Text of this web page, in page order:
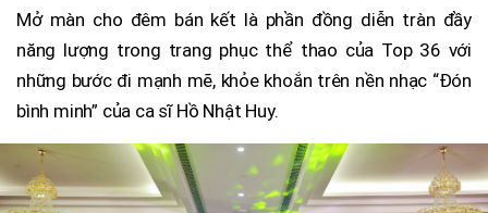
Mở màn cho đêm bán kết là phần đồng diễn tràn đầy
năng lượng trong trang phục thể thao của Top 36 với
những bước đi mạnh mẽ, khỏe khoắn trên nền nhạc “Đón
bình minh” của ca sĩ Hồ Nhật Huy.